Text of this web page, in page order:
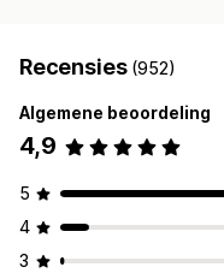
Recensies (952)
Algemene beoordeling
4,9
5
4
3